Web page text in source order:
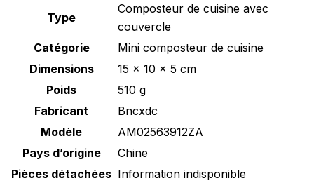
Type
Composteur de cuisine avec
couvercle
Catégorie
Mini composteur de cuisine
Dimensions
15 x 10 x 5 cm
Poids
510 g
Fabricant
Bncxdc
Modèle
AM02563912ZA
Pays d’origine
Chine
Pièces détachées Information indisponible